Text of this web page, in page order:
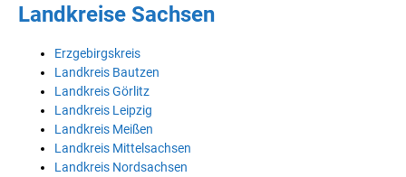
Landkreise Sachsen
Erzgebirgskreis
Landkreis Bautzen
Landkreis Görlitz
Landkreis Leipzig
Landkreis Meißen
Landkreis Mittelsachsen
Landkreis Nordsachsen